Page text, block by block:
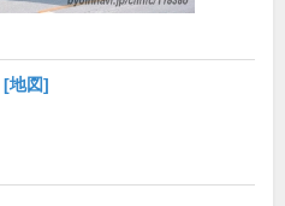
[地図]